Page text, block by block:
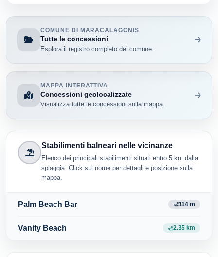
COMUNE DI MARACALAGONIS
Tutte le concessioni
Esplora il registro completo del comune.
MAPPA INTERATTIVA
Concessioni geolocalizzate
Visualizza tutte le concessioni sulla mappa.
Stabilimenti balneari nelle vicinanze
Elenco dei principali stabilimenti situati entro 5 km dalla
spiaggia. Click sul nome per dettagli e posizione sulla
mappa.
Palm Beach Bar 114 m
Vanity Beach 2.35 km